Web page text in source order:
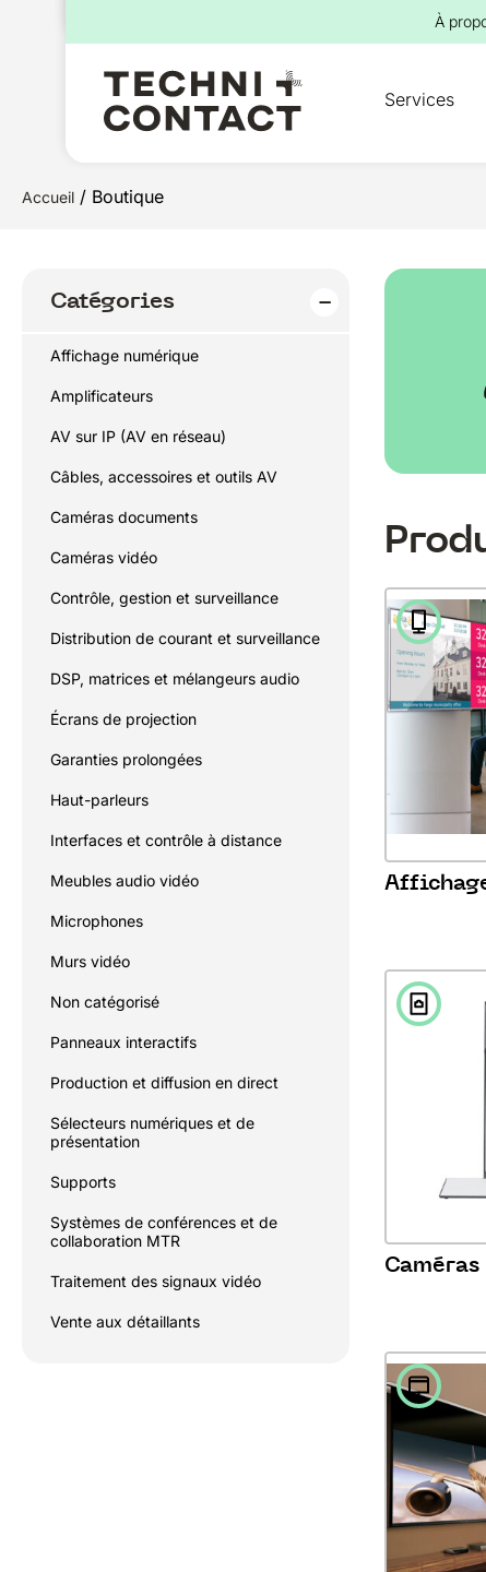
À
Services
pour :
Accueil / Boutique
Catégories
Affichage numérique
Amplificateurs
AV sur IP (AV en réseau)
Câbles, accessoires et outils AV
Caméras documents
Caméras vidéo
Contrôle, gestion et surveillance
Distribution de courant et surveillance
DSP, matrices et mélangeurs audio
Écrans de projection
Garanties prolongées
Haut-parleurs
Interfaces et contrôle à distance
Meubles audio vidéo
Microphones
Murs vidéo
Non catégorisé
Panneaux interactifs
Production et diffusion en direct
Sélecteurs numériques et de
présentation
Supports
Systèmes de conférences et de
collaboration MTR
Traitement des signaux vidéo
Vente aux détaillants